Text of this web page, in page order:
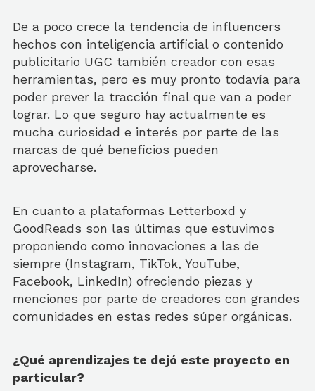
De a poco crece la tendencia de influencers
hechos con inteligencia artificial o contenido
publicitario UGC también creador con esas
herramientas, pero es muy pronto todavía para
poder prever la tracción final que van a poder
lograr. Lo que seguro hay actualmente es
mucha curiosidad e interés por parte de las
marcas de qué beneficios pueden
aprovecharse.
En cuanto a plataformas Letterboxd y
GoodReads son las últimas que estuvimos
proponiendo como innovaciones a las de
siempre (Instagram, TikTok, YouTube,
Facebook, LinkedIn) ofreciendo piezas y
menciones por parte de creadores con grandes
comunidades en estas redes súper orgánicas.
¿Qué aprendizajes te dejó este proyecto en
particular?